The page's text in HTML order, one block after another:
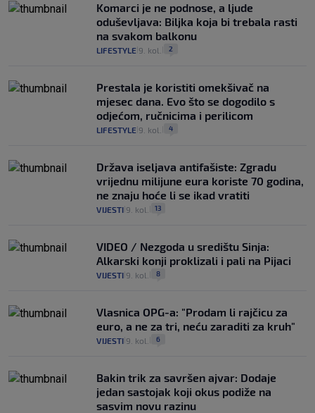
Komarci je ne podnose, a ljude
oduševljava: Biljka koja bi trebala rasti
na svakom balkonu
LIFESTYLE 9. kol. 2
Prestala je koristiti omekšivač na
mjesec dana. Evo što se dogodilo s
odjećom, ručnicima i perilicom
LIFESTYLE 9. kol. 4
Država iseljava antifašiste: Zgradu
vrijednu milijune eura koriste 70 godina,
ne znaju hoće li se ikad vratiti
VIJESTI 9. kol. 13
VIDEO / Nezgoda u središtu Sinja:
Alkarski konji proklizali i pali na Pijaci
VIJESTI 9. kol. 8
Vlasnica OPG-a: "Prodam li rajčicu za
euro, a ne za tri, neću zaraditi za kruh"
VIJESTI 9. kol. 6
Bakin trik za savršen ajvar: Dodaje
jedan sastojak koji okus podiže na
sasvim novu razinu